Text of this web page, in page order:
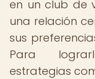
en un club de
una relación
sus
Para
estrategias